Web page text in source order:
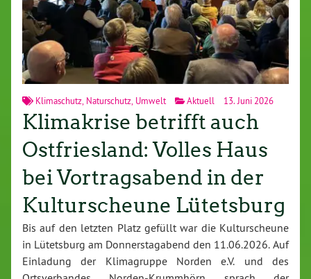
Klimaschutz, Naturschutz, Umwelt Aktuell 13. Juni 2026
Klimakrise betrifft auch
Ostfriesland: Volles Haus
bei Vortragsabend in der
Kulturscheune Lütetsburg
Bis auf den letzten Platz gefüllt war die Kulturscheune
in Lütetsburg am Donnerstagabend den 11.06.2026. Auf
Einladung der Klimagruppe Norden e.V. und des